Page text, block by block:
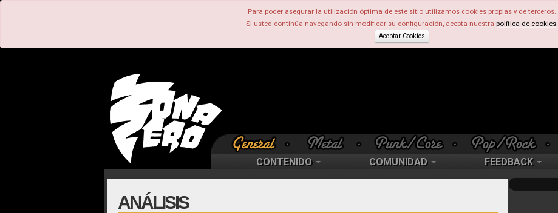
Para poder asegurar la utilización óptima de este sitio utilizamos cookies propias y de terceros.
Si usted continúa navegando sin modificar su configuración, acepta nuestra política de cookies.
Aceptar Cookies
CONTENIDO COMUNIDAD FEEDBACK
ANÁLISIS